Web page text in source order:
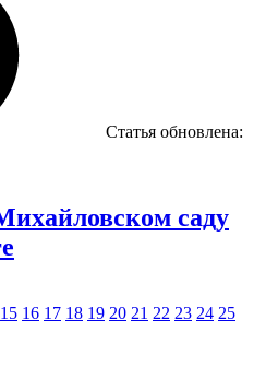
Статья обновлена:
саду
15 16 17 18 19 20 21 22 23 24 25